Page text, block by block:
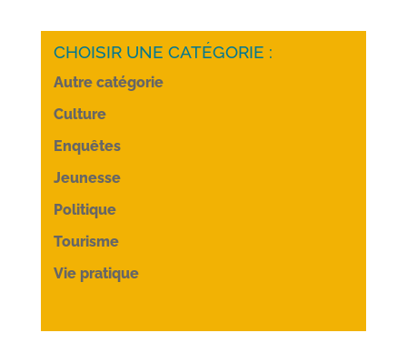
CHOISIR UNE CATÉGORIE :
Autre catégorie
Culture
Enquêtes
Jeunesse
Politique
Tourisme
Vie pratique